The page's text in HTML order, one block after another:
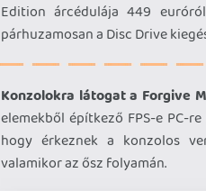
Edition árcédulája 449
párhuzamosan a Disc Drive
Konzolokra látogat a Forgive
elemekből építkező FPS-e PC-
hogy érkeznek a konzolos
valamikor az ősz folyamán.